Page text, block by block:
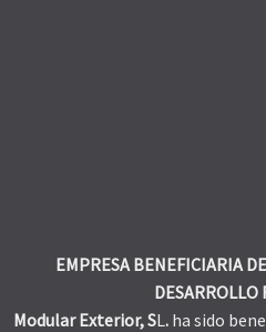
EMPRESA BENEFICIARIA
DESARROLLO
Modular Exterior, SL.ha sido